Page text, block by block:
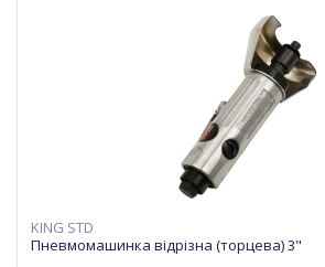
KING STD
Пневмомашинка відрізна (торцева) 3"